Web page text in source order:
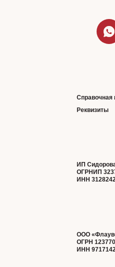
Реквизиты
ООО
ОГРН
ИНН
ИП
ОГРНИП
ИНН